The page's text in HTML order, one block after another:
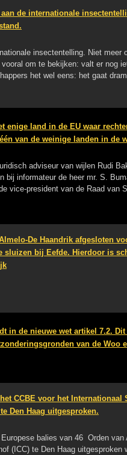
de internationale
insectentelling. Niet meer
om te bekijken: valt er nog
het wel eens: het gaat
enige land in de EU waar
van de weinige landen in de
adviseur van wijlen Rudi
bij informateur de heer mr. S.
vice-president van de Raad van
De Haandrik afgesloten
sluizen bij Eefde. Hierdoor is
in de nieuwe wet artikel 7.2.
van de Woo
CCBE voor het Internationaal
Den Haag uitgesproken.
balies van 46 Orden van
(ICC) te Den Haag uitgesproken